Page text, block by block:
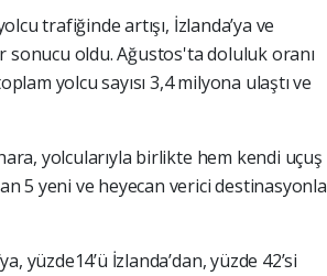
trafiğinde artışı, İzlanda’ya ve
sonucu oldu. Ağustos'ta doluluk oranı
yolcu sayısı 3,4 milyona ulaştı ve
yolcularıyla birlikte hem kendi uçuş
5 yeni ve heyecan verici destinasyonla
yüzde14’ü İzlanda’dan, yüzde 42’si